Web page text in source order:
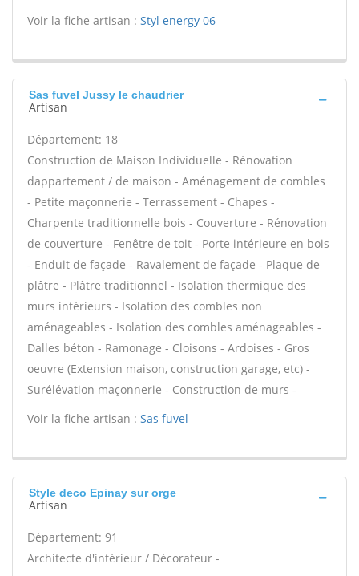
Voir la fiche artisan : Styl energy 06
Sas fuvel Jussy le chaudrier
Artisan
Département: 18
Construction de Maison Individuelle - Rénovation
dappartement / de maison - Aménagement de combles
- Petite maçonnerie - Terrassement - Chapes -
Charpente traditionnelle bois - Couverture - Rénovation
de couverture - Fenêtre de toit - Porte intérieure en bois
- Enduit de façade - Ravalement de façade - Plaque de
plâtre - Plâtre traditionnel - Isolation thermique des
murs intérieurs - Isolation des combles non
aménageables - Isolation des combles aménageables -
Dalles béton - Ramonage - Cloisons - Ardoises - Gros
oeuvre (Extension maison, construction garage, etc) -
Surélévation maçonnerie - Construction de murs -
Voir la fiche artisan : Sas fuvel
Style deco Epinay sur orge
Artisan
Département: 91
Architecte d'intérieur / Décorateur -